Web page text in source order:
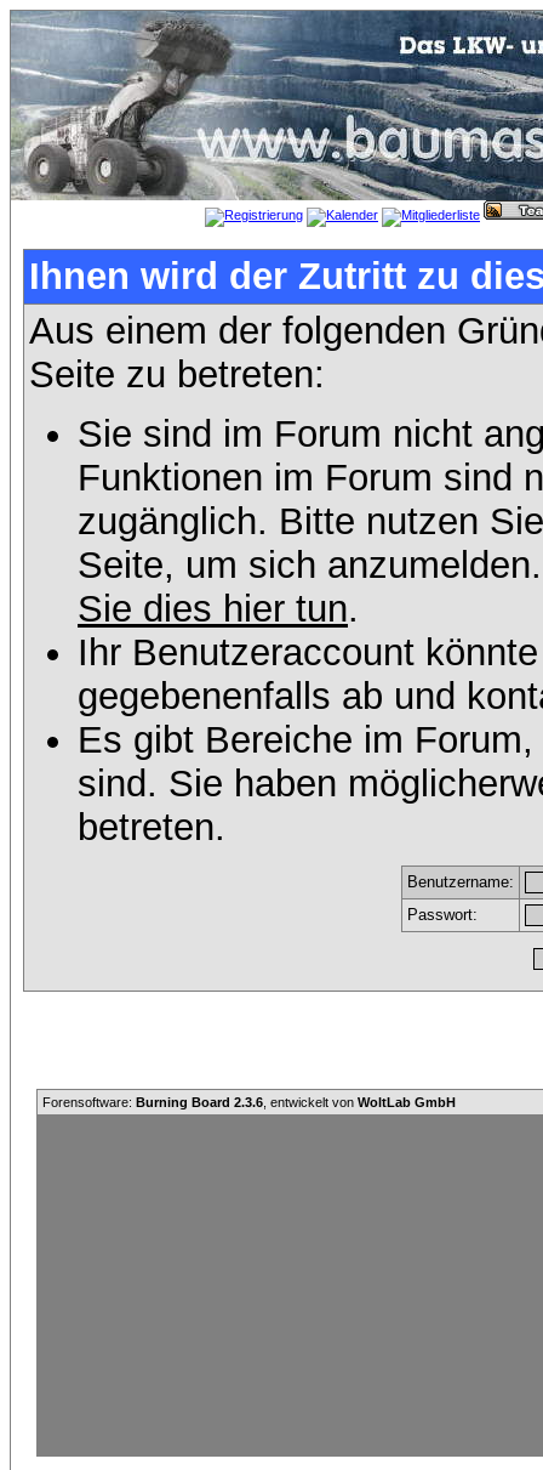
Ihnen wird der Zutritt zu
Aus einem der folgenden
Seite zu betreten:
Sie sind im Forum nicht
Funktionen im Forum sind
zugänglich. Bitte nutzen
Seite, um sich
Sie dies hier tun.
Ihr Benutzeraccount
gegebenenfalls ab und
Es gibt Bereiche im
sind. Sie haben
betreten.
Benutzername:
Passwort:
Forensoftware: Burning Board 2.3.6 , entwickelt von WoltLab GmbH